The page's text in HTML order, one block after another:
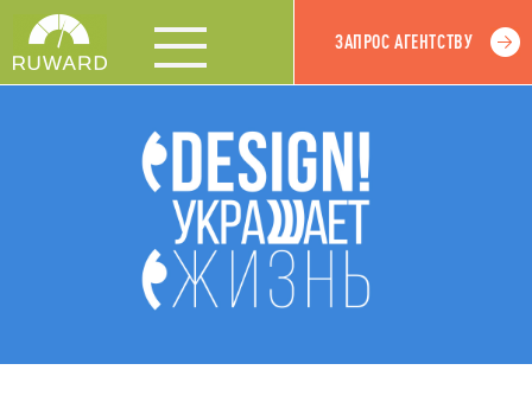
ЗАПРОС АГЕНТСТВУ